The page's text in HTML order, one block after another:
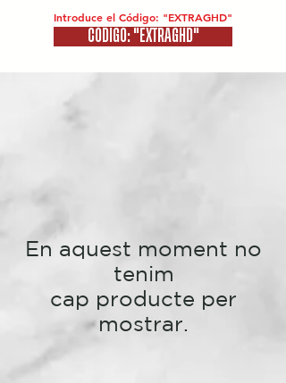
Introduce el Código: "EXTRAGHD"
CÓDIGO: "EXTRAGHD"
En aquest moment no
tenim
cap producte per
mostrar.